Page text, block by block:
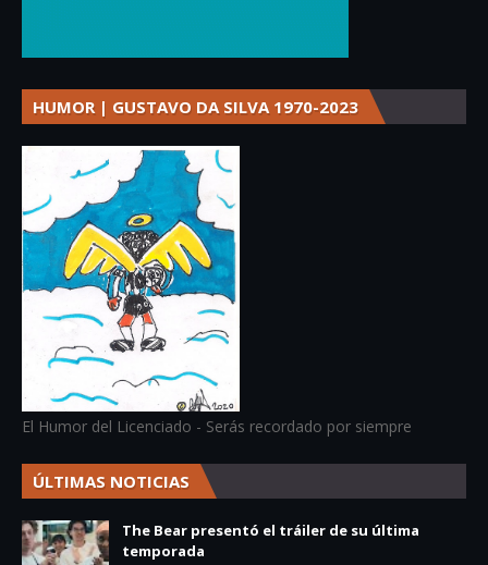
HUMOR | GUSTAVO DA SILVA 1970-2023
El Humor del Licenciado - Serás recordado por siempre
ÚLTIMAS NOTICIAS
The Bear presentó el tráiler de su última
temporada